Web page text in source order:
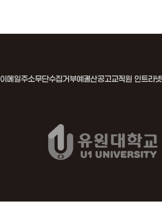
이메일주소무단수집거부예결산공고교직원 인트라넷